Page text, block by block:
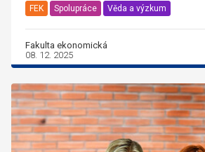
FEK Spolupráce Věda a výzkum
Fakulta ekonomická
08. 12. 2025